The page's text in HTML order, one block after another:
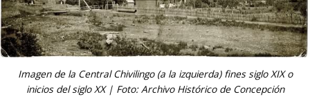
Imagen de la Central Chivilingo (a la izquierda) fines siglo XIX o
inicios del siglo XX | Foto: Archivo Histórico de Concepción